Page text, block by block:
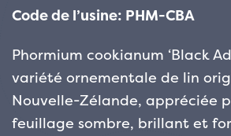
Code de l’usine: PHM-CBA
Phormium cookianum ‘Black
variété ornementale de lin
Nouvelle-Zélande, appréciée
feuillage sombre, brillant et